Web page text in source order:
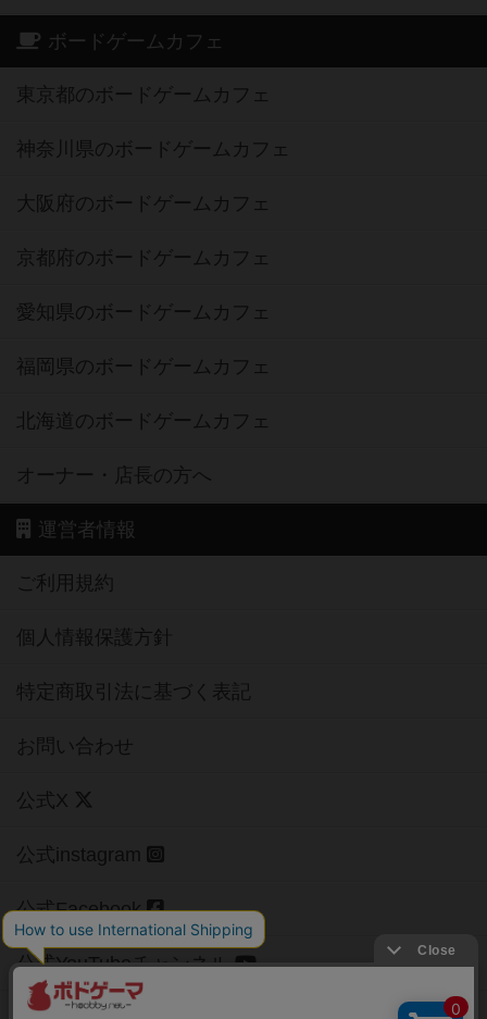
ボードゲームカフェ
東京都のボードゲームカフェ
神奈川県のボードゲームカフェ
大阪府のボードゲームカフェ
京都府のボードゲームカフェ
愛知県のボードゲームカフェ
福岡県のボードゲームカフェ
北海道のボードゲームカフェ
オーナー・店長の方へ
運営者情報
ご利用規約
個人情報保護方針
特定商取引法に基づく表記
お問い合わせ
公式X
公式instagram
公式Facebook
公式YouTubeチャンネル